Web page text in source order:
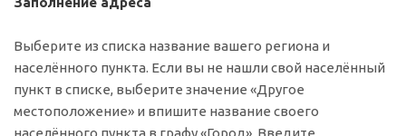
Выберите из списка название вашего региона и
населённого пункта. Если вы не нашли свой населённый
пункт в списке, выберите значение «Другое
местоположение» и впишите название своего
населённого пункта в графу «Город». Введите